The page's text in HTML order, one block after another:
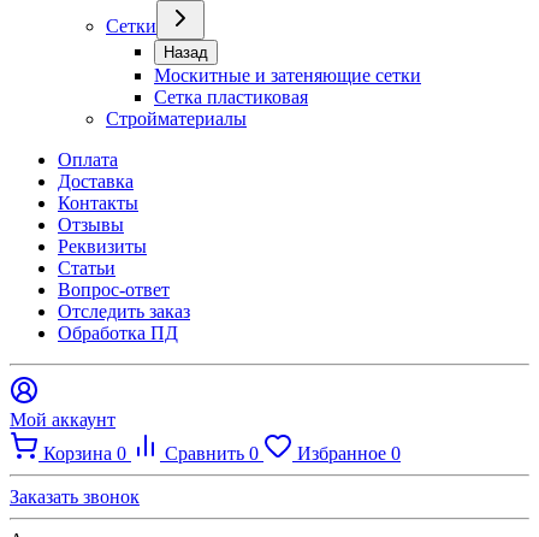
Сетки
Назад
Москитные и затеняющие сетки
Сетка пластиковая
Стройматериалы
Оплата
Доставка
Контакты
Отзывы
Реквизиты
Статьи
Вопрос-ответ
Отследить заказ
Обработка ПД
Мой аккаунт
Корзина 0 Сравнить 0 Избранное 0
Заказать звонок